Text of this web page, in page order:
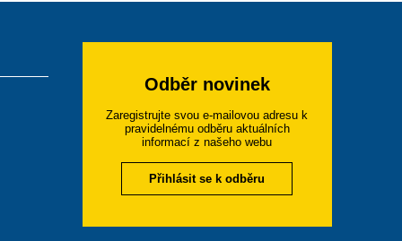
Odběr novinek
Zaregistrujte svou e-mailovou adresu k
pravidelnému odběru aktuálních
informací z našeho webu
Přihlásit se k odběru